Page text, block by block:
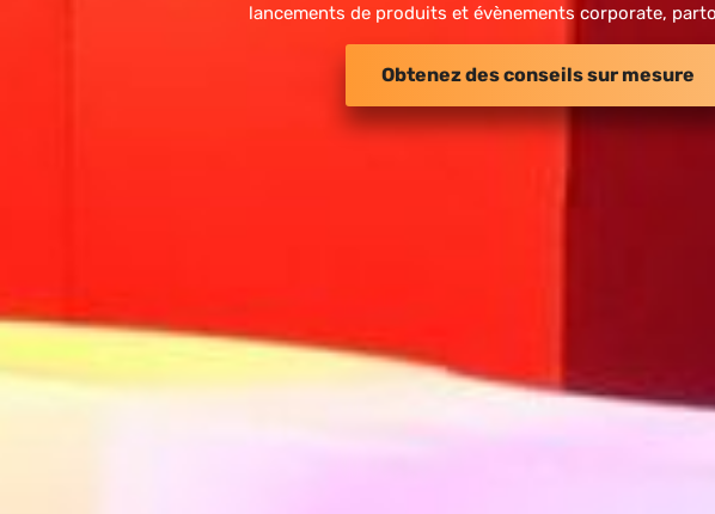
lancements de produits et évènements corporate,
Obtenez des conseils sur mesure